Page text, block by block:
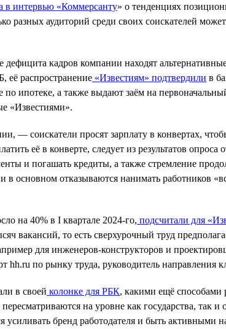
в интервью «Коммерсанту» о тенденциях
разных аудиторий среди своих соискателей
кадров компании находят
её распространение «Известиям» подтвердили в
ипотеке, а также выдают заём на
«Известиями».
— соискатели просят зарплату в конвертах,
её в конверте, следует из результатов опроса
и погашать кредиты, а также стремление
основном отказываются нанимать работников
на 40% в I квартале 2024-го, подсчитали для
вакансий, то есть сверхурочный труд
для инженеров-конструкторов и
hh.ru по рынку труда, руководитель направления
в своей колонке для РБК, какими ещё способами
на уровне как государства, так
бренд работодателя и быть активными